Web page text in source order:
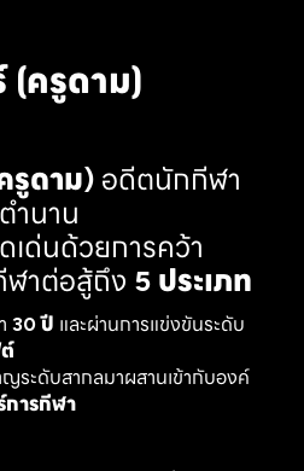
(ครูดาม)
รูดาม)อดีตนักกีฬา
ำนาน
เด่นด้วยการคว้า
ฬาต่อสู้ถึง 5 ประเภท
30 ปี และผ่านการแข่งขันระดับ
ญระดับสากลมาผสานเข้ากับองค์
การกีฬา